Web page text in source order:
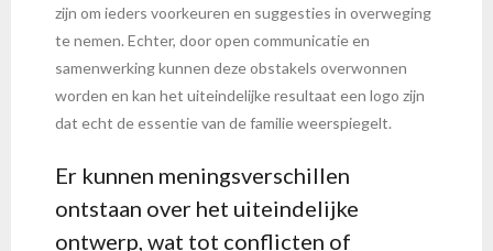
zijn om ieders voorkeuren en suggesties in overweging
te nemen. Echter, door open communicatie en
samenwerking kunnen deze obstakels overwonnen
worden en kan het uiteindelijke resultaat een logo zijn
dat echt de essentie van de familie weerspiegelt.
Er kunnen meningsverschillen
ontstaan over het uiteindelijke
ontwerp, wat tot conflicten of